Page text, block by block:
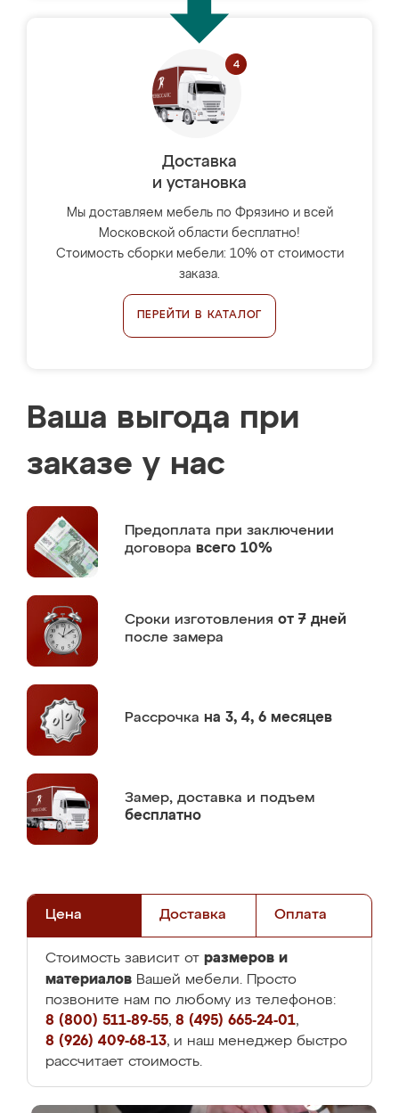
Доставка
и установка
Мы доставляем мебель по Фрязино и всей
Московской области бесплатно!
Стоимость сборки мебели: 10% от стоимости
заказа.
ПЕРЕЙТИ В КАТАЛОГ
Ваша выгода при
заказе у нас
Предоплата при заключении
договора всего 10%
Сроки изготовления от 7 дней
после замера
Рассрочка на 3, 4, 6 месяцев
Замер, доставка и подъем
бесплатно
Цена Доставка Оплата
Стоимость зависит от размеров и
материалов Вашей мебели. Просто
позвоните нам по любому из телефонов:
8 (800) 511-89-55, 8 (495) 665-24-01,
8 (926) 409-68-13, и наш менеджер быстро
рассчитает стоимость.